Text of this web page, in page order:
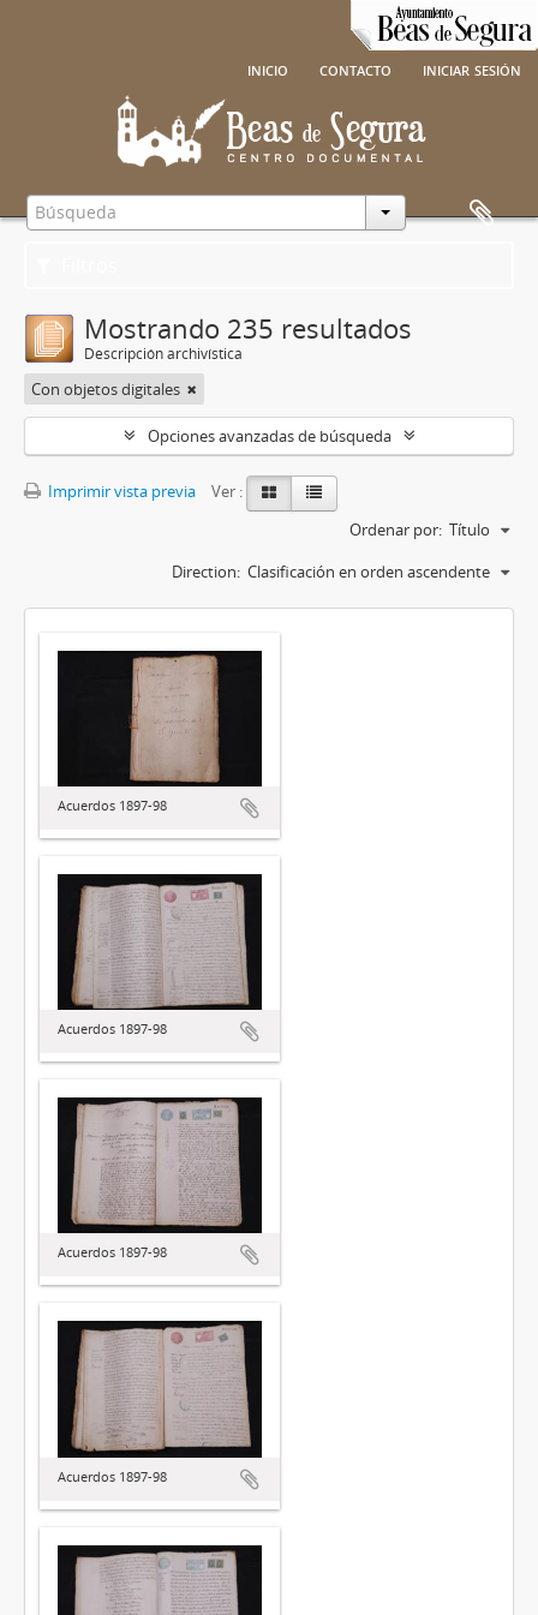
inicio contacto iniciar sesión
Mostrando 235 resultados
Descripción archivística
Con objetos digitales
Opciones avanzadas de búsqueda
Imprimir vista previa
Ver :
Ordenar por: Título
Direction: Clasificación en orden ascendente
Acuerdos 1897-98
Acuerdos 1897-98
Acuerdos 1897-98
Acuerdos 1897-98